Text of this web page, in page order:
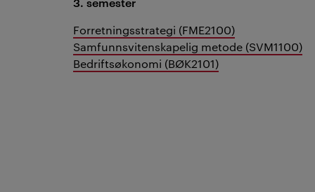
Forretningsstrategi (FME2100)
Samfunnsvitenskapelig metode (SVM1100)
Bedriftsøkonomi (BØK2101)